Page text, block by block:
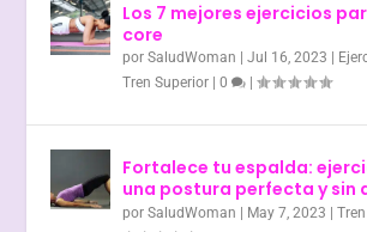
Los 7 mejores ejercicios
core
porSaludWoman |Jul 16, 2023
Tren Superior |0 |
Fortalece tu espalda:
una postura perfecta y sin
porSaludWoman May 7, 2023 |